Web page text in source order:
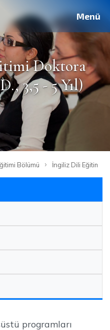
Mezunالعربية فارسی Menü
Doktora
3,5 - 5 Yıl)
Bölümü › İngiliz Dili Eğitimi
programları